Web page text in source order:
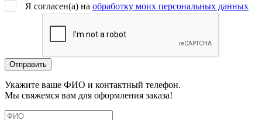
Я согласен(a) на обработку моих персональных данных
Укажите ваше ФИО и контактный телефон.
Мы свяжемся вам для оформления заказа!